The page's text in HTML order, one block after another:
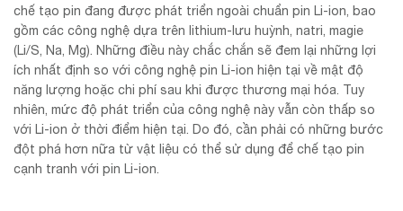
chế tạo pin đang được phát triển ngoài chuẩn pin Li-ion, bao
gồm các công nghệ dựa trên lithium-lưu huỳnh, natri, magie
(Li/S, Na, Mg). Những điều này chắc chắn sẽ đem lại những lợi
ích nhất định so với công nghệ pin Li-ion hiện tại về mật độ
năng lượng hoặc chi phí sau khi được thương mại hóa. Tuy
nhiên, mức độ phát triển của công nghệ này vẫn còn thấp so
với Li-ion ở thời điểm hiện tại. Do đó, cần phải có những bước
đột phá hơn nữa từ vật liệu có thể sử dụng để chế tạo pin
cạnh tranh với pin Li-ion.